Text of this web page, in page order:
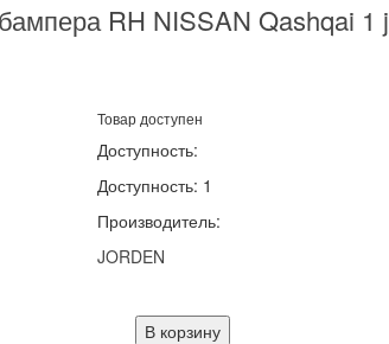
RH NISSAN Qashqai 1
Товар доступен
Доступность:
Доступность: 1
Производитель:
JORDEN
В корзину